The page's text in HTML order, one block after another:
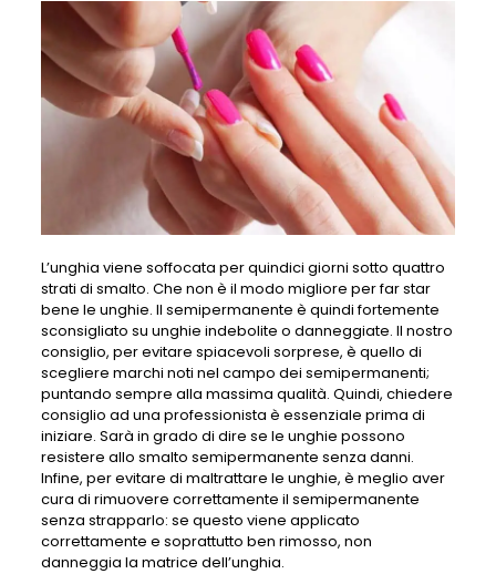
L’unghia viene soffocata per quindici giorni sotto quattro
strati di smalto. Che non è il modo migliore per far star
bene le unghie. Il semipermanente è quindi fortemente
sconsigliato su unghie indebolite o danneggiate. Il nostro
consiglio, per evitare spiacevoli sorprese, è quello di
scegliere marchi noti nel campo dei semipermanenti;
puntando sempre alla massima qualità. Quindi, chiedere
consiglio ad una professionista è essenziale prima di
iniziare. Sarà in grado di dire se le unghie possono
resistere allo smalto semipermanente senza danni.
Infine, per evitare di maltrattare le unghie, è meglio aver
cura di rimuovere correttamente il semipermanente
senza strapparlo: se questo viene applicato
correttamente e soprattutto ben rimosso, non
danneggia la matrice dell’unghia.